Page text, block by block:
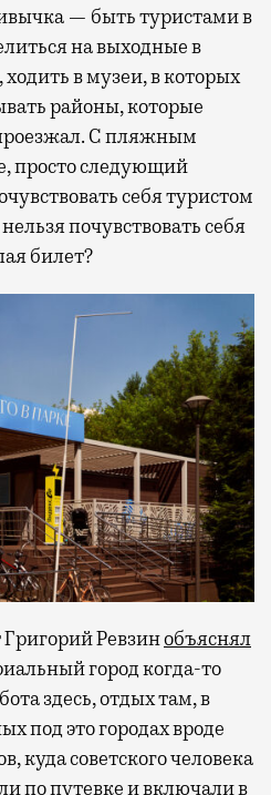
— быть туристами в
на выходные в
в музеи, в которых
районы, которые
С пляжным
просто следующий
себя туристом
почувствовать себя
билет?
Ревзинобъяснял
город когда-то
здесь, отдых там, в
под это городах вроде
куда советского человека
по путевке и включали в